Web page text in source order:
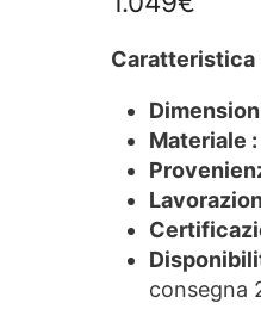
Caratteristica
Materiale :
consegna